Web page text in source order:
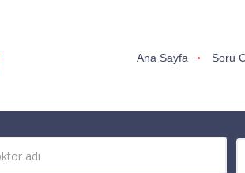
Ana Sayfa Soru